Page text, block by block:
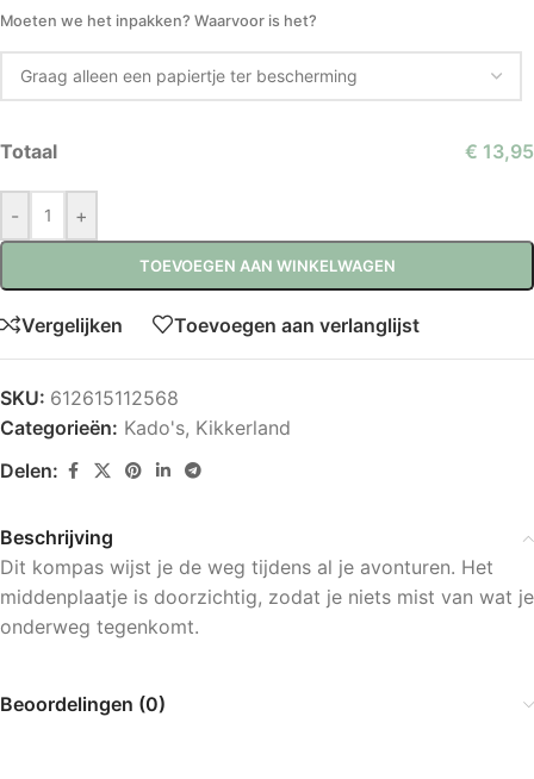
Moeten we het inpakken? Waarvoor is het?
Totaal € 13,95
- +
TOEVOEGEN AAN WINKELWAGEN
Vergelijken Toevoegen aan verlanglijst
SKU: 612615112568
Categorieën: Kado's, Kikkerland
Delen:
Beschrijving
Dit kompas wijst je de weg tijdens al je avonturen. Het
middenplaatje is doorzichtig, zodat je niets mist van wat je
onderweg tegenkomt.
Beoordelingen (0)